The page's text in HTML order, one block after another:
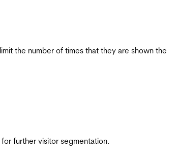
the number of times that they are shown the
further visitor segmentation.